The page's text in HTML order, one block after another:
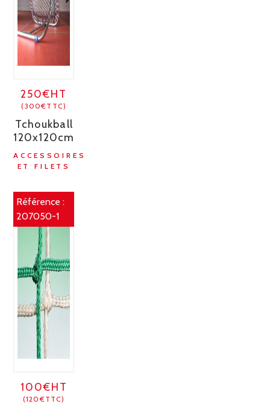
250€HT
(300€TTC)
Tchoukball
120x120cm
ACCESSOIRES
ET FILETS
Référence :
207050-1
100€HT
(120€TTC)